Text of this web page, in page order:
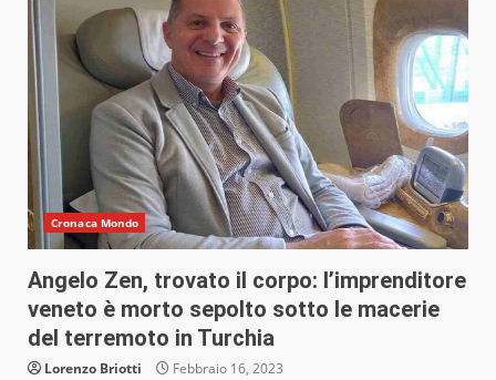
Cronaca Mondo
Angelo Zen, trovato il corpo: l’imprenditore
veneto è morto sepolto sotto le macerie
del terremoto in Turchia
Lorenzo Briotti Febbraio 16, 2023